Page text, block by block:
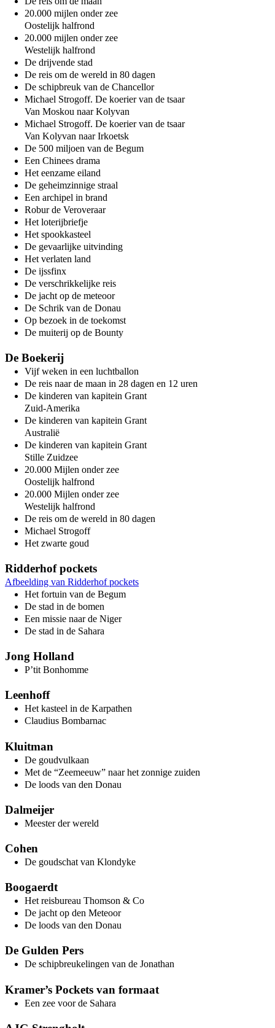
20.000 mijlen onder zee
Oostelijk halfrond
20.000 mijlen onder zee
Westelijk halfrond
De drijvende stad
De reis om de wereld in 80 dagen
De schipbreuk van de Chancellor
Michael Strogoff. De koerier van de tsaar
Van Moskou naar Kolyvan
Michael Strogoff. De koerier van de tsaar
Van Kolyvan naar Irkoetsk
De 500 miljoen van de Begum
Een Chinees drama
Het eenzame eiland
De geheimzinnige straal
Een archipel in brand
Robur de Veroveraar
Het loterijbriefje
Het spookkasteel
De gevaarlijke uitvinding
Het verlaten land
De ijssfinx
De verschrikkelijke reis
De jacht op de meteoor
De Schrik van de Donau
Op bezoek in de toekomst
De muiterij op de Bounty
De Boekerij
Vijf weken in een luchtballon
De reis naar de maan in 28 dagen en 12 uren
De kinderen van kapitein Grant
Zuid-Amerika
De kinderen van kapitein Grant
Australië
De kinderen van kapitein Grant
Stille Zuidzee
20.000 Mijlen onder zee
Oostelijk halfrond
20.000 Mijlen onder zee
Westelijk halfrond
De reis om de wereld in 80 dagen
Michael Strogoff
Het zwarte goud
Ridderhof pockets
Afbeelding van Ridderhof pockets
Het fortuin van de Begum
De stad in de bomen
Een missie naar de Niger
De stad in de Sahara
Jong Holland
P’tit Bonhomme
Leenhoff
Het kasteel in de Karpathen
Claudius Bombarnac
Kluitman
De goudvulkaan
Met de “Zeemeeuw” naar het zonnige zuiden
De loods van den Donau
Dalmeijer
Meester der wereld
Cohen
De goudschat van Klondyke
Boogaerdt
Het reisbureau Thomson & Co
De jacht op den Meteoor
De loods van den Donau
De Gulden Pers
De schipbreukelingen van de Jonathan
Kramer’s Pockets van formaat
Een zee voor de Sahara